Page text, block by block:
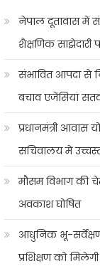
नेपाल दूतावास में
शैक्षणिक साझेदारी
संभावित आपदा से
बचाव एजेंसियां
प्रधानमंत्री आवास
सचिवालय में
मौसम विभाग की
अवकाश घोषित
आधुनिक भू-
प्रशिक्षण को